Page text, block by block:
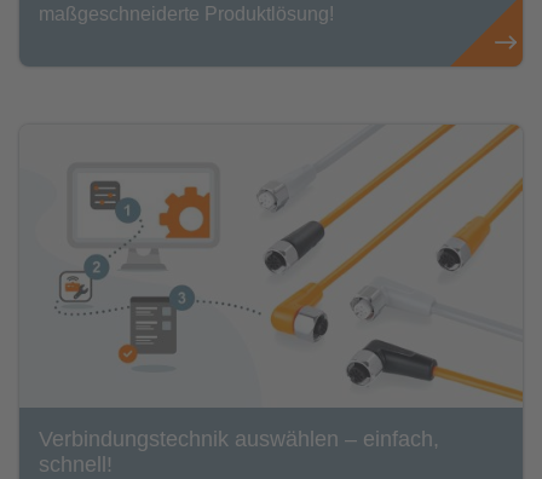
maßgeschneiderte Produktlösung!
Verbindungstechnik auswählen – einfach,
schnell!